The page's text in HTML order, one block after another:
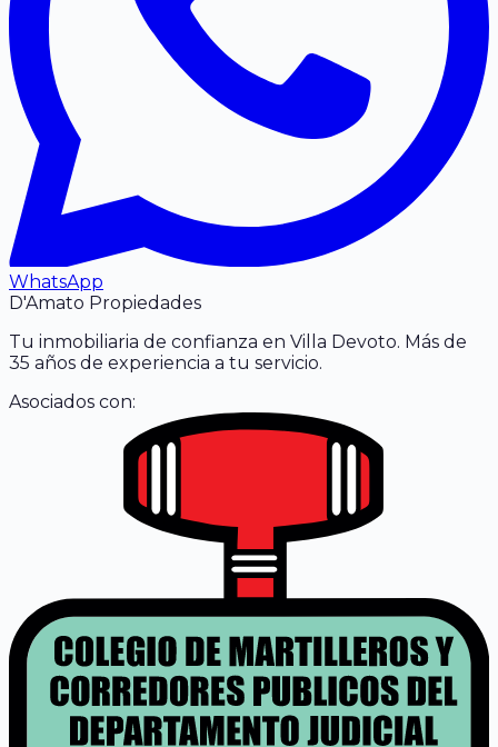
WhatsApp
D'Amato Propiedades
Tu inmobiliaria de confianza en Villa Devoto. Más de
35 años de experiencia a tu servicio.
Asociados con: